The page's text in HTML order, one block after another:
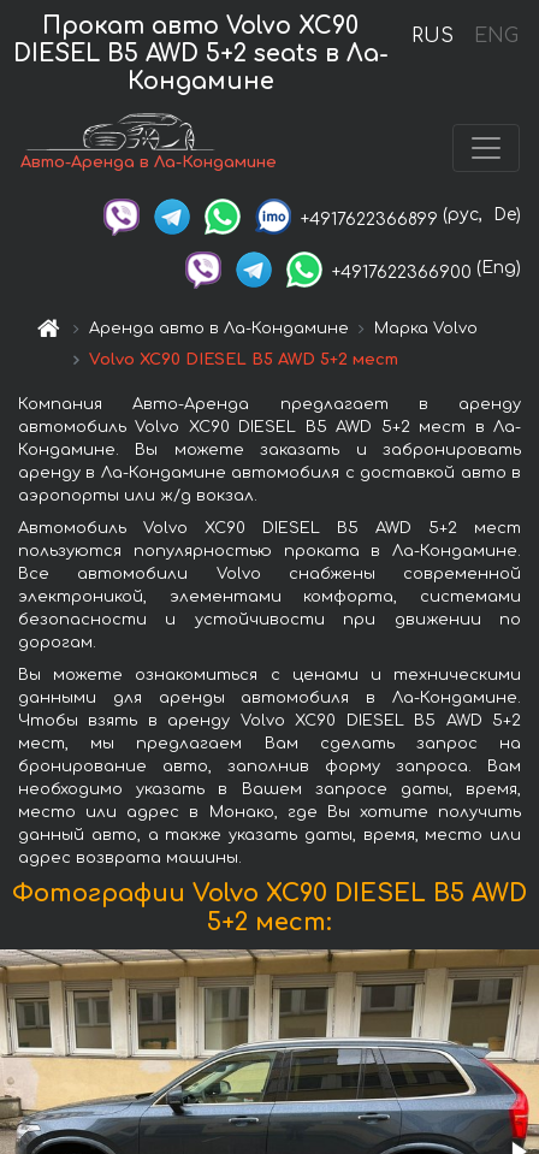
RUS ENG
Прокат авто Volvo XC90
DIESEL B5 AWD 5+2 seats в Ла-
Кондамине
Авто-Аренда в Ла-Кондамине
+4917622366899 (рус, De)
+4917622366900 (Eng)
Аренда авто в Ла-Кондамине
Марка Volvo
Volvo XC90 DIESEL B5 AWD 5+2 мест
Компания Авто-Аренда предлагает в аренду
автомобиль Volvo XC90 DIESEL B5 AWD 5+2 мест в Ла-
Кондамине. Вы можете заказать и забронировать
аренду в Ла-Кондамине автомобиля с доставкой авто в
аэропорты или ж/д вокзал.
Автомобиль Volvo XC90 DIESEL B5 AWD 5+2 мест
пользуются популярностью проката в Ла-Кондамине.
Все автомобили Volvo снабжены современной
электроникой, элементами комфорта, системами
безопасности и устойчивости при движении по
дорогам.
Вы можете ознакомиться с ценами и техническими
данными для аренды автомобиля в Ла-Кондамине.
Чтобы взять в аренду Volvo XC90 DIESEL B5 AWD 5+2
мест, мы предлагаем Вам сделать запрос на
бронирование авто, заполнив форму запроса. Вам
необходимо указать в Вашем запросе даты, время,
место или адрес в Монако, где Вы хотите получить
данный авто, а также указать даты, время, место или
адрес возврата машины.
Фотографии Volvo XC90 DIESEL B5 AWD
5+2 мест: